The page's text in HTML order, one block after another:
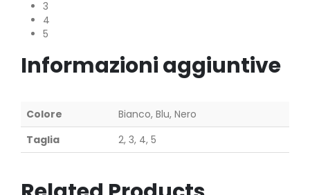
3
4
5
Informazioni aggiuntive
Colore
Bianco, Blu, Nero
Taglia
2, 3, 4, 5